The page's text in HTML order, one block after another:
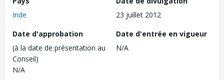
Inde
23 juillet 2012
Date d'approbation
(à la date de présentation au
Conseil)
N/A
Date d'entrée en vigueur
N/A